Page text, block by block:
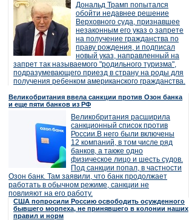
Дональд Трамп попытался
обойти недавнее решение
Верховного суда, признавшее
незаконным его указ о запрете
на получение гражданства по
праву рождения, и подписал
новый указ, направленный на
запрет так называемого "родильного туризма",
подразумевающего приезд в страну на роды для
получения ребенком американского гражданства.
Великобритания ввела санкции против Озон банка
и еще пяти банков из РФ
Великобритания расширила
санкционный список против
России.В него были включены
12 компаний, в том числе ряд
банков, а также одно
физическое лицо и шесть судов.
Под санкции попал, в частности
Озон банк. Там заявили, что банк продолжает
работать в обычном режиме, санкции не
повлияют на его работу.
США попросили Россию освободить осужденного
бывшего морпеха, не принявшего в колонии наших
правил и норм